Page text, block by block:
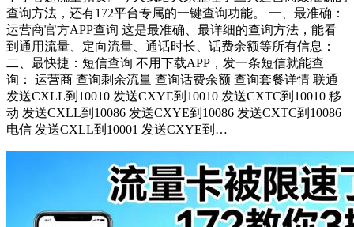
查询方法，还有172平台专属的一键查询功能。 一、最准确：
运营商官方APP查询 这是最准确、最详细的查询方法，能看
到通用流量、定向流量、通话时长、话费余额等所有信息：
二、最快捷：短信查询 不用下载APP，发一条短信就能查
询： 运营商 查询剩余流量 查询话费余额 查询套餐详情 联通
发送CXLL到10010 发送CXYE到10010 发送CXTC到10010 移
动 发送CXLL到10086 发送CXYE到10086 发送CXTC到10086
电信 发送CXLL到10001 发送CXYE到…